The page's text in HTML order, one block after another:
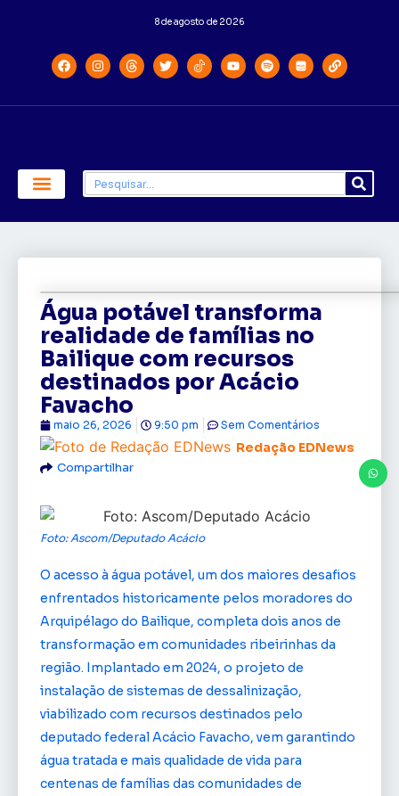
8 de agosto de 2026
Água potável transforma
realidade de famílias no
Bailique com recursos
destinados por Acácio
Favacho
Redação EDNews
maio 26, 2026 9:50 pm Sem Comentários
Compartilhar
Foto: Ascom/Deputado Acácio
O acesso à água potável, um dos maiores desafios
enfrentados historicamente pelos moradores do
Arquipélago do Bailique, completa dois anos de
transformação em comunidades ribeirinhas da
região. Implantado em 2024, o projeto de
instalação de sistemas de dessalinização,
viabilizado com recursos destinados pelo
deputado federal Acácio Favacho, vem garantindo
água tratada e mais qualidade de vida para
centenas de famílias das comunidades de